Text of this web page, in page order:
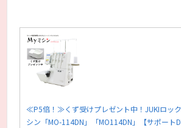
≪P5倍！≫くず受けプレゼント中！JUKIロッ
シン「MO-114DN」「MO114DN」【サポート